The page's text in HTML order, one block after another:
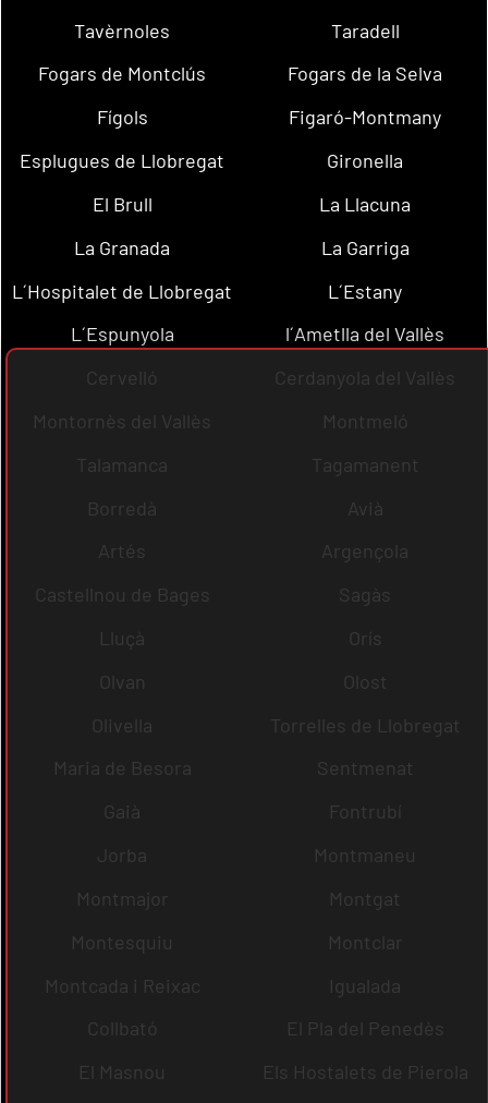
Tavèrnoles
Taradell
Fogars de Montclús
Fogars de la Selva
Fígols
Figaró-Montmany
Esplugues de Llobregat
Gironella
El Brull
La Llacuna
La Granada
La Garriga
L´Hospitalet de Llobregat
L´Estany
L´Espunyola
l´Ametlla del Vallès
Cervelló
Cerdanyola del Vallès
Montornès del Vallès
Montmeló
Talamanca
Tagamanent
Borredà
Avià
Artés
Argençola
Castellnou de Bages
Sagàs
Lluçà
Orís
Olvan
Olost
Olivella
Torrelles de Llobregat
Maria de Besora
Sentmenat
Gaià
Fontrubí
Jorba
Montmaneu
Montmajor
Montgat
Montesquiu
Montclar
Montcada i Reixac
Igualada
Collbató
El Pla del Penedès
El Masnou
Els Hostalets de Pierola